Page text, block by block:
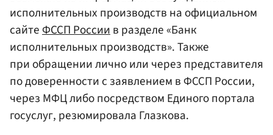
исполнительных производств на официальном
сайтеФССП Россиив разделе «Банк
исполнительных производств». Также
при обращении лично или через представителя
по доверенности с заявлением в ФССП России,
через МФЦ либо посредством Единого портала
госуслуг, резюмировала Глазкова.